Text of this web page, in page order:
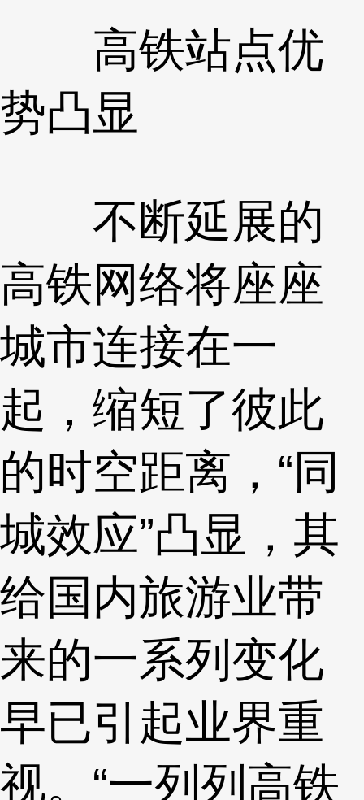
高铁站点优
势凸显
不断延展的
高铁网络将座座
城市连接在一
起，缩短了彼此
的时空距离，“同
城效应”凸显，其
给国内旅游业带
来的一系列变化
早已引起业界重
视。“一列列高铁